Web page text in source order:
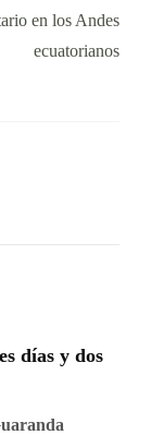
en los Andes
ecuatorianos
días y dos